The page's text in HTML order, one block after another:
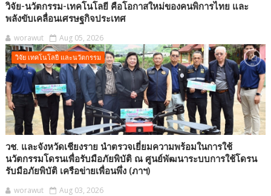
วิจัย-นวัตกรรม-เทคโนโลยี คือโอกาสใหม่ของคนพิการไทย และ
พลังขับเคลื่อนเศรษฐกิจประเทศ
worawut Aug 05, 2026
วิจัย เทคโนโลยี และนวัตกรรม
วช. และจังหวัดเชียงราย นำตรวจเยี่ยมความพร้อมในการใช้
นวัตกรรมโดรนเพื่อรับมือภัยพิบัติ ณ ศูนย์พัฒนาระบบการใช้โดรน
รับมือภัยพิบัติ เครือข่ายเพื่อนพึ่ง (ภาฯ)
worawut Aug 03, 2026